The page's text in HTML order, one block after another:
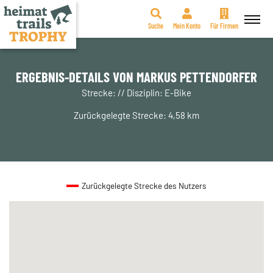
Zum
springen
Suche Mein Konto Für Firmen
ERGEBNIS-DETAILS VON MARKUS PETTENDORFER
Strecke: // Disziplin: E-Bike
Zurückgelegte Strecke: 4,58 km
Zurückgelegte Strecke des Nutzers